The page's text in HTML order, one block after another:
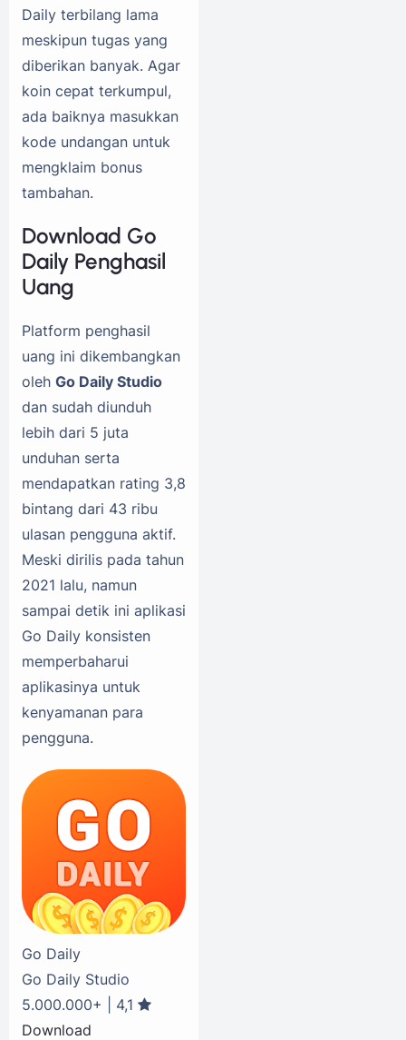
Daily terbilang lama
meskipun tugas yang
diberikan banyak. Agar
koin cepat terkumpul,
ada baiknya masukkan
kode undangan untuk
mengklaim bonus
tambahan.
Download Go
Daily Penghasil
Uang
Platform penghasil
uang ini dikembangkan
oleh Go Daily Studio
dan sudah diunduh
lebih dari 5 juta
unduhan serta
mendapatkan rating 3,8
bintang dari 43 ribu
ulasan pengguna aktif.
Meski dirilis pada tahun
2021 lalu, namun
sampai detik ini aplikasi
Go Daily konsisten
memperbaharui
aplikasinya untuk
kenyamanan para
pengguna.
Go Daily
Go Daily Studio
5.000.000+ | 4,1
Download